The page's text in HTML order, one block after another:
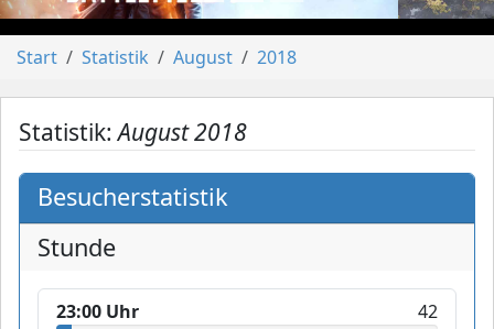
Start Statistik August 2018
Statistik:August 2018
Besucherstatistik
Stunde
23:00 Uhr 42